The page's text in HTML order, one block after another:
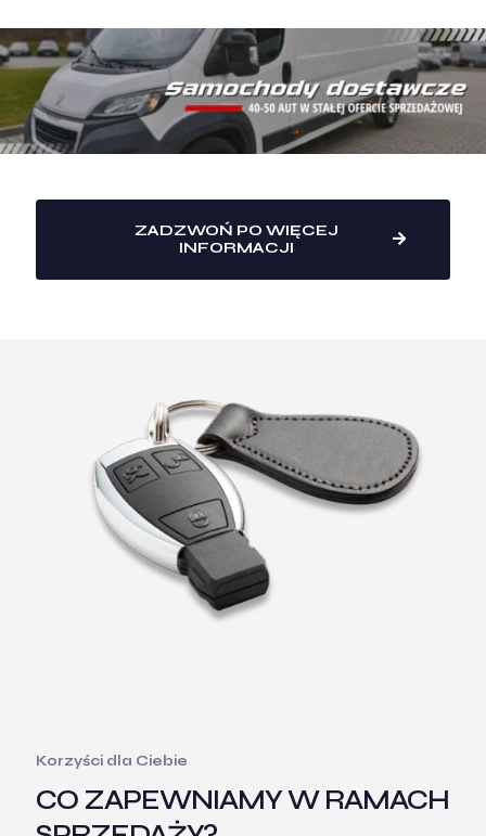
ZADZWOŃ PO WIĘCEJ
INFORMACJI
Korzyści dla Ciebie
CO ZAPEWNIAMY W RAMACH